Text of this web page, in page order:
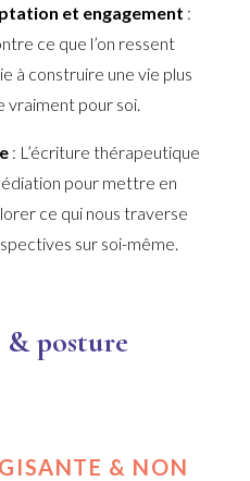
et engagement :
ce que l’on ressent
à construire une vie plus
vraiment pour soi.
: L’écriture thérapeutique
pour mettre en
ce qui nous traverse
sur soi-même.
posture
& NON